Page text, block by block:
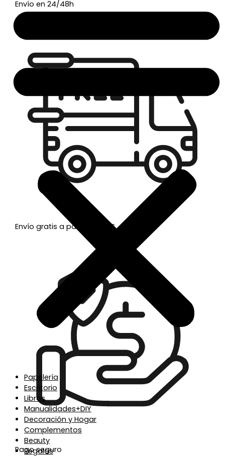
Papelería
Escritorio
Libros
Manualidades+DIY
Decoración y Hogar
Complementos
Beauty
Regalos
Envío en 24/48h
Envío gratis a partir de 50€
Pago seguro